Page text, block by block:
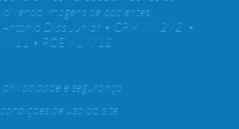
imagens de pacientes.
Antonio Dias Júnior • CRM 89.292 •
• RQE 617712
privacidade e segurança
de uso do site